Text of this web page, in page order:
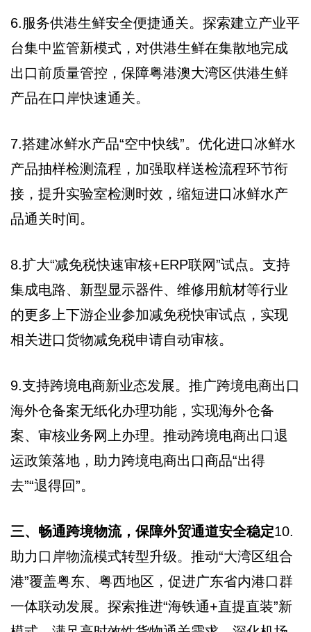
6.服务供港生鲜安全便捷通关。探索建立产业平
台集中监管新模式，对供港生鲜在集散地完成
出口前质量管控，保障粤港澳大湾区供港生鲜
产品在口岸快速通关。
7.搭建冰鲜水产品“空中快线”。优化进口冰鲜水
产品抽样检测流程，加强取样送检流程环节衔
接，提升实验室检测时效，缩短进口冰鲜水产
品通关时间。
8.扩大“减免税快速审核+ERP联网”试点。支持
集成电路、新型显示器件、维修用航材等行业
的更多上下游企业参加减免税快审试点，实现
相关进口货物减免税申请自动审核。
9.支持跨境电商新业态发展。推广跨境电商出口
海外仓备案无纸化办理功能，实现海外仓备
案、审核业务网上办理。推动跨境电商出口退
运政策落地，助力跨境电商出口商品“出得
去”“退得回”。
三、畅通跨境物流，保障外贸通道安全稳定10.
助力口岸物流模式转型升级。推动“大湾区组合
港”覆盖粤东、粤西地区，促进广东省内港口群
一体联动发展。探索推进“海铁通+直提直装”新